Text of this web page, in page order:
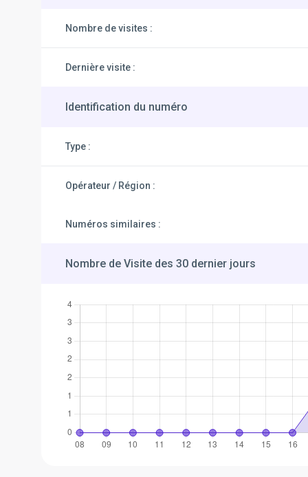
Nombre de visites :
Dernière visite :
Identification du numéro
Type :
Opérateur / Région :
Numéros similaires :
Nombre de Visite des 30 dernier jours